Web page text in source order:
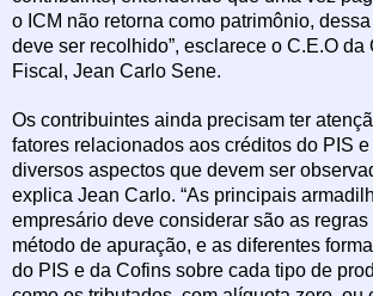
o ICM não retorna como patrimônio,
deve ser recolhido”, esclarece o C.E.O da
Fiscal, Jean Carlo Sene.
Os contribuintes ainda precisam ter
fatores relacionados aos créditos do PIS
diversos aspectos que devem ser
explica Jean Carlo. “As principais
empresário deve considerar são as
método de apuração, e as diferentes
do PIS e da Cofins sobre cada tipo de